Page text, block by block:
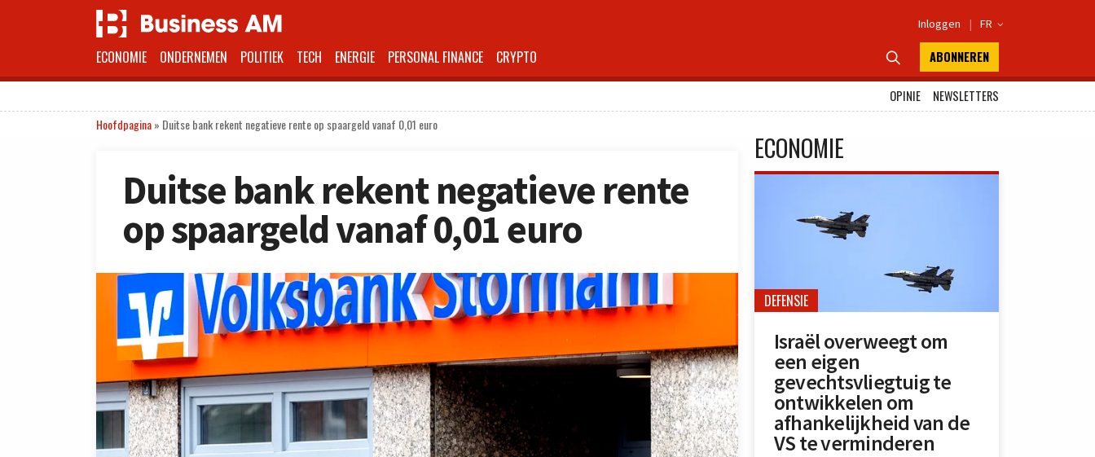
Inloggen | FR 
ECONOMIE ONDERNEMEN POLITIEK TECH ENERGIE PERSONAL FINANCE CRYPTO  ABONNEREN
OPINIE
NEWSLETTERS
Hoofdpagina» Duitse bank rekent negatieve rente op spaargeld vanaf 0,01 euro
Duitse bank rekent negatieve rente
op spaargeld vanaf 0,01 euro
ECONOMIE
DEFENSIE
Israël overweegt om
een eigen
gevechtsvliegtuig te
ontwikkelen om
afhankelijkheid van de
VS te verminderen